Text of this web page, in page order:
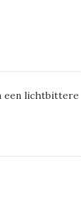
een lichtbittere